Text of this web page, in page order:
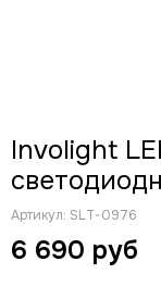
DJ POWER
Fine ART
Elation
ETC
Involight
Артикул: SLT-0976
6 690 руб